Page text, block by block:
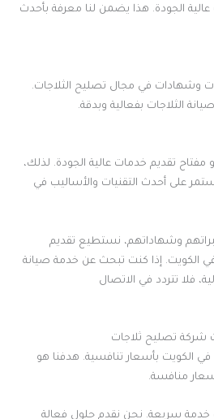
الجودة. هذا يضمن لنا معرفة بأحدث
وشهادات في مجال تصليح الثلاجات.
الثلاجات بفعالية وبدقة.
مفتاح تقديم خدمات عالية الجودة. لذلك،
على أحدث التقنيات والأساليب في
وشهاداتهم، نستطيع تقديم
الكويت. إذا كنت تبحث عن خدمة صيانة
فلا تتردد في الاتصال
شركة تصليح ثلاجات
الكويت بأسعار تنافسية. هدفنا هو
منافسة.
سريعة. نحن نقدم حلول فعالة